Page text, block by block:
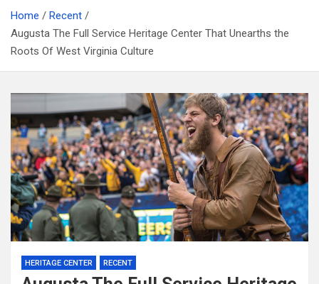
Home
Recent
Augusta The Full Service Heritage Center That Unearths the
Roots Of West Virginia Culture
HERITAGE CENTER RECENT